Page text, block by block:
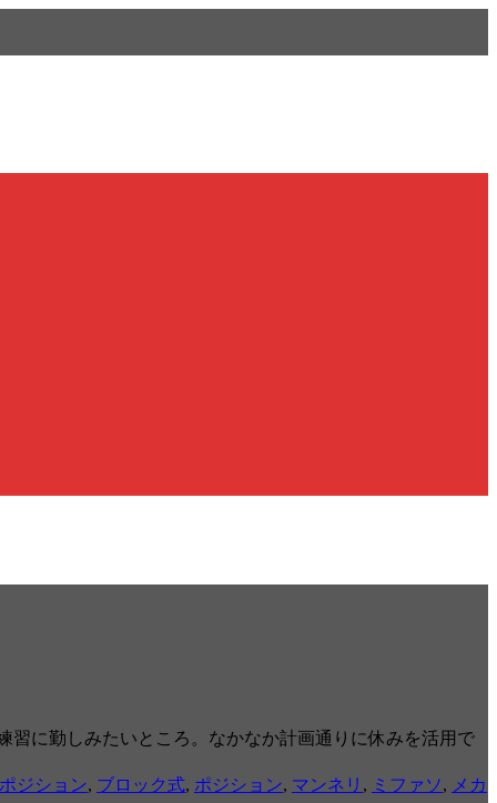
に勤しみたいところ。なかなか計画通りに休みを活用で
ジション, ブロック式, ポジション, マンネリ , ミファソ, メカ